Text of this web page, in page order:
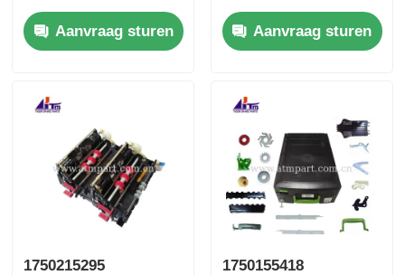
1750220022
1750131626
Aanvraag sturen
Transfer Unit Veilig
CRS ATSAanvraag sturen
1750215295
1750155418